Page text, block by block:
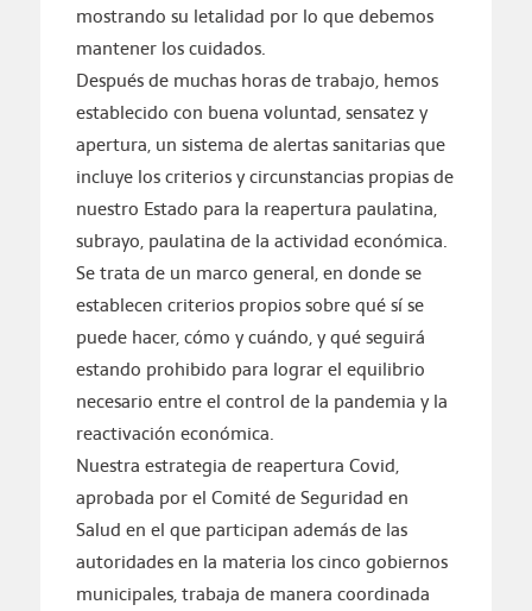
mostrando su letalidad por lo que debemos
mantener los cuidados.
Después de muchas horas de trabajo, hemos
establecido con buena voluntad, sensatez y
apertura, un sistema de alertas sanitarias que
incluye los criterios y circunstancias propias de
nuestro Estado para la reapertura paulatina,
subrayo, paulatina de la actividad económica.
Se trata de un marco general, en donde se
establecen criterios propios sobre qué sí se
puede hacer, cómo y cuándo, y qué seguirá
estando prohibido para lograr el equilibrio
necesario entre el control de la pandemia y la
reactivación económica.
Nuestra estrategia de reapertura Covid,
aprobada por el Comité de Seguridad en
Salud en el que participan además de las
autoridades en la materia los cinco gobiernos
municipales, trabaja de manera coordinada